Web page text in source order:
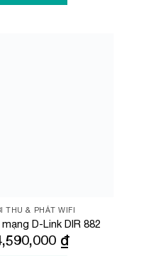
THU & PHÁT WIFI
D-Link DIR 882
₫